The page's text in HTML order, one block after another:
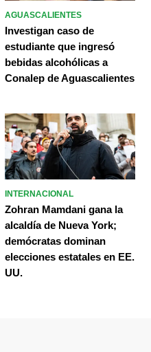
AGUASCALIENTES
Investigan caso de
estudiante que ingresó
bebidas alcohólicas a
Conalep de Aguascalientes
INTERNACIONAL
Zohran Mamdani gana la
alcaldía de Nueva York;
demócratas dominan
elecciones estatales en EE.
UU.